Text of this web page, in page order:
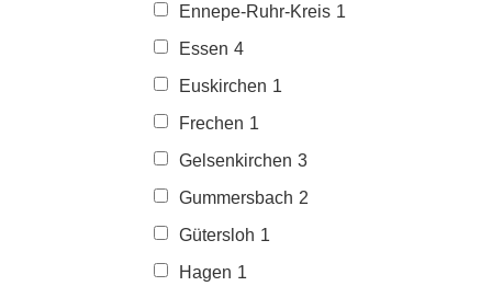
Ennepe-Ruhr-Kreis 1
Essen 4
Euskirchen 1
Frechen 1
Gelsenkirchen 3
Gummersbach 2
Gütersloh 1
Hagen 1